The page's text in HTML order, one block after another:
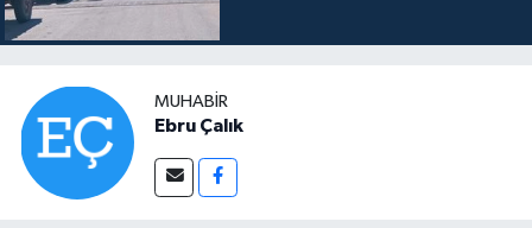
MUHABIR
Ebru Çalık